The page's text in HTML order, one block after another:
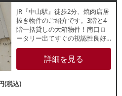
JR『中山駅』徒歩2分、焼肉店居
抜き物件のご紹介です。3階と4
階一括貸しの大箱物件！南口ロ
ータリー出てすぐの視認性良好
な角地ビルで、駅前商店街に位
置し、周辺人通り多く集客が期
待できる好立地です。諸条件
い。
詳細を見る
(税込)